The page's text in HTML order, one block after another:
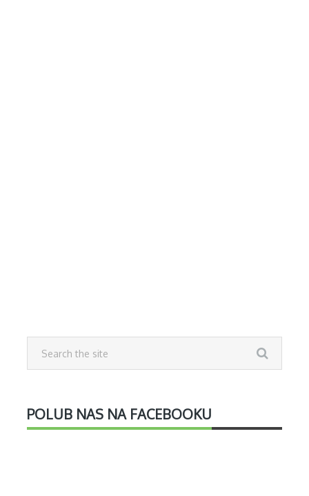
POLUB NAS NA FACEBOOKU